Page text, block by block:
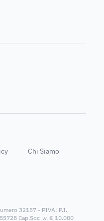
Chi Siamo
32157 - PIVA: P.I.
Cap.Soc i.v. € 10.000